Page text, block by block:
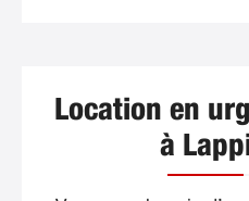
Location en
à